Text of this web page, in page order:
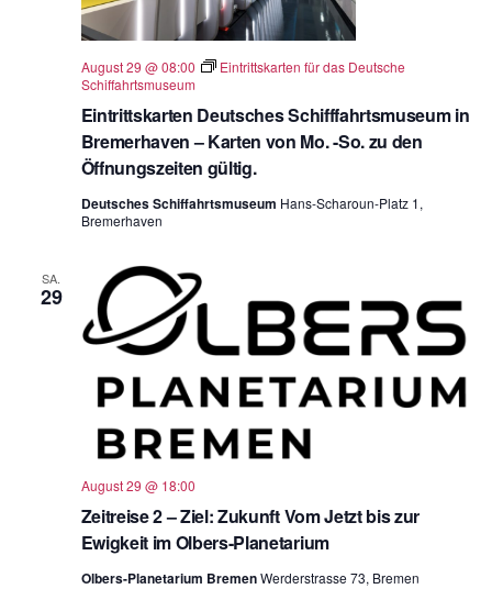
Eintrittskarten Deutsches Schifffahrtsmuseum in
Bremerhaven – Karten von Mo. -So. zu den
Öffnungszeiten gültig.
August 29 @ 08:00
Eintrittskarten für das Deutsche
Schiffahrtsmuseum
Deutsches Schiffahrtsmuseum Hans-Scharoun-Platz 1,
Bremerhaven
SA.
29
Zeitreise 2 – Ziel: Zukunft Vom Jetzt bis zur
Ewigkeit im Olbers-Planetarium
August 29 @ 18:00
Olbers-Planetarium BremenWerderstrasse 73, Bremen